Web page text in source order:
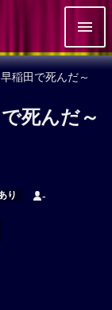
稲田で死んだ～
死んだ～
り -